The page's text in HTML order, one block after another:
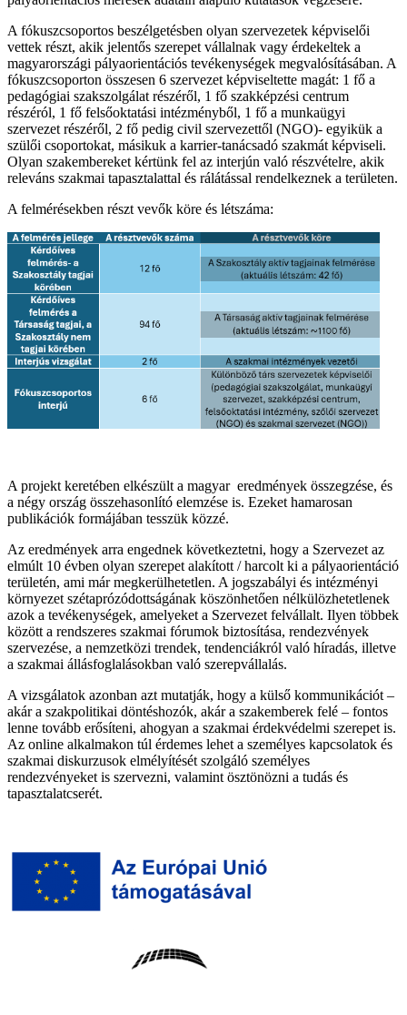
A fókuszcsoportos beszélgetésben olyan szervezetek képviselői
vettek részt, akik jelentős szerepet vállalnak vagy érdekeltek a
magyarországi pályaorientációs tevékenységek megvalósításában. A
fókuszcsoporton összesen 6 szervezet képviseltette magát: 1 fő a
pedagógiai szakszolgálat részéről, 1 fő szakképzési centrum
részéról, 1 fő felsőoktatási intézményből, 1 fő a munkaügyi
szervezet részéről, 2 fő pedig civil szervezettől (NGO)- egyikük a
szülői csoportokat, másikuk a karrier-tanácsadó szakmát képviseli.
Olyan szakembereket kértünk fel az interjún való részvételre, akik
releváns szakmai tapasztalattal és rálátással rendelkeznek a területen.
A felmérésekben részt vevők köre és létszáma:
A projekt keretében elkészült a magyar eredmények összegzése, és
a négy ország összehasonlító elemzése is. Ezeket hamarosan
publikációk formájában tesszük közzé.
Az eredmények arra engednek következtetni, hogy a Szervezet az
elmúlt 10 évben olyan szerepet alakított / harcolt ki a pályaorientáció
területén, ami már megkerülhetetlen. A jogszabályi és intézményi
környezet szétaprózódottságának köszönhetően nélkülözhetetlenek
azok a tevékenységek, amelyeket a Szervezet felvállalt. Ilyen többek
között a rendszeres szakmai fórumok biztosítása, rendezvények
szervezése, a nemzetközi trendek, tendenciákról való híradás, illetve
a szakmai állásfoglalásokban való szerepvállalás.
A vizsgálatok azonban azt mutatják, hogy a külső kommunikációt –
akár a szakpolitikai döntéshozók, akár a szakemberek felé – fontos
lenne tovább erősíteni, ahogyan a szakmai érdekvédelmi szerepet is.
Az online alkalmakon túl érdemes lehet a személyes kapcsolatok és
szakmai diskurzusok elmélyítését szolgáló személyes
rendezvényeket is szervezni, valamint ösztönözni a tudás és
tapasztalatcserét.